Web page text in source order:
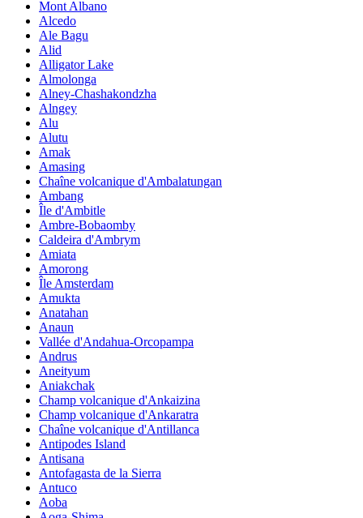
Mont Albano
Alcedo
Ale Bagu
Alid
Alligator Lake
Almolonga
Alney-Chashakondzha
Alngey
Alu
Alutu
Amak
Amasing
Chaîne volcanique d'Ambalatungan
Ambang
Île d'Ambitle
Ambre-Bobaomby
Caldeira d'Ambrym
Amiata
Amorong
Île Amsterdam
Amukta
Anatahan
Anaun
Vallée d'Andahua-Orcopampa
Andrus
Aneityum
Aniakchak
Champ volcanique d'Ankaizina
Champ volcanique d'Ankaratra
Chaîne volcanique d'Antillanca
Antipodes Island
Antisana
Antofagasta de la Sierra
Antuco
Aoba